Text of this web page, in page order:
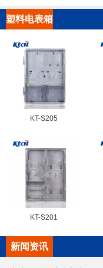
塑料电表箱
系列
KT-S205
KT-S201
新闻资讯